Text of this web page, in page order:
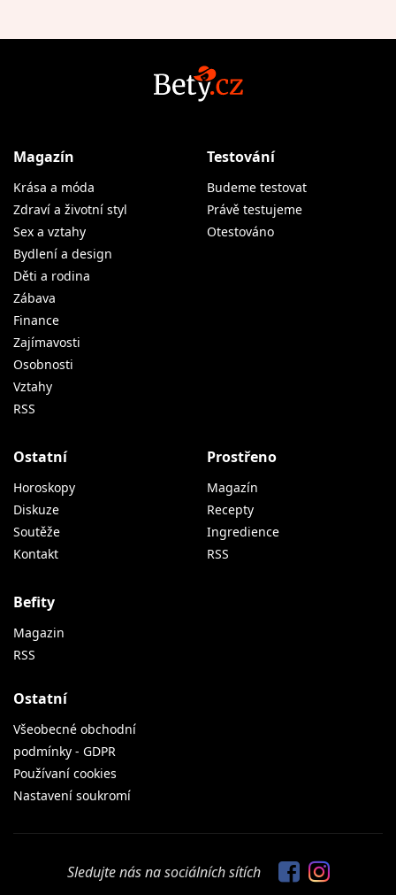
Magazín
Krása a móda
Zdraví a životní styl
Sex a vztahy
Bydlení a design
Děti a rodina
Zábava
Finance
Zajímavosti
Osobnosti
Vztahy
RSS
Testování
Budeme testovat
Právě testujeme
Otestováno
Ostatní
Horoskopy
Diskuze
Soutěže
Kontakt
Prostřeno
Magazín
Recepty
Ingredience
RSS
Befity
Magazin
RSS
Ostatní
Všeobecné obchodní
podmínky - GDPR
Používaní cookies
Nastavení soukromí
Sledujte nás na sociálních sítích